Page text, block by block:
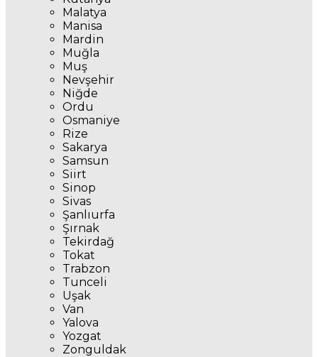
Malatya
Manisa
Mardin
Muğla
Muş
Nevşehir
Niğde
Ordu
Osmaniye
Rize
Sakarya
Samsun
Siirt
Sinop
Sivas
Şanlıurfa
Şırnak
Tekirdağ
Tokat
Trabzon
Tunceli
Uşak
Van
Yalova
Yozgat
Zonguldak